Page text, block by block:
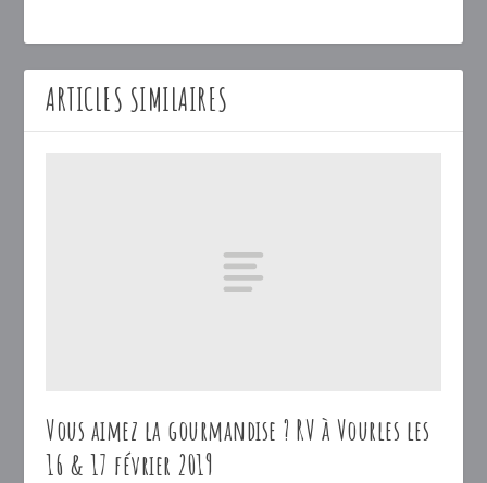
ARTICLES SIMILAIRES
Vous aimez la gourmandise ? RV à Vourles les
16 & 17 février 2019